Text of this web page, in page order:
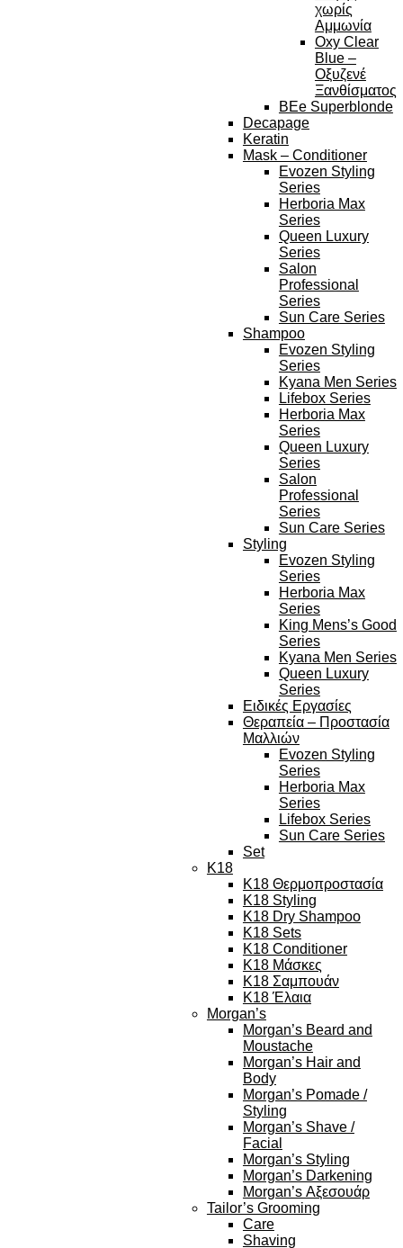
χωρίς
Αμμωνία
Oxy Clear
Blue –
Οξυζενέ
Ξανθίσματος
BEe Superblonde
Decapage
Keratin
Mask – Conditioner
Evozen Styling
Series
Herboria Max
Series
Queen Luxury
Series
Salon
Professional
Series
Sun Care Series
Shampoo
Evozen Styling
Series
Kyana Men Series
Lifebox Series
Herboria Max
Series
Queen Luxury
Series
Salon
Professional
Series
Sun Care Series
Styling
Evozen Styling
Series
Herboria Max
Series
King Mens’s Good
Series
Kyana Men Series
Queen Luxury
Series
Ειδικές Εργασίες
Θεραπεία – Προστασία
Μαλλιών
Evozen Styling
Series
Herboria Max
Series
Lifebox Series
Sun Care Series
Set
K18
K18 Θερμοπροστασία
K18 Styling
K18 Dry Shampoo
K18 Sets
K18 Conditioner
K18 Μάσκες
K18 Σαμπουάν
K18 Έλαια
Morgan’s
Morgan’s Beard and
Moustache
Morgan’s Hair and
Body
Morgan’s Pomade /
Styling
Morgan’s Shave /
Facial
Morgan’s Styling
Morgan’s Darkening
Morgan’s Αξεσουάρ
Tailor’s Grooming
Care
Shaving